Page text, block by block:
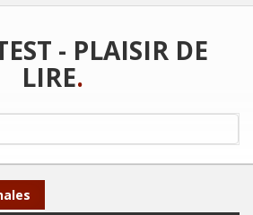
- PLAISIR DE
LIRE.
navigation